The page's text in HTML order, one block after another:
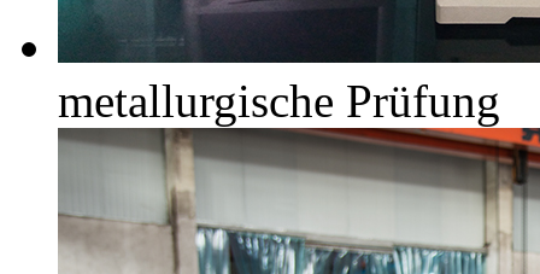
metallurgische Prüfung